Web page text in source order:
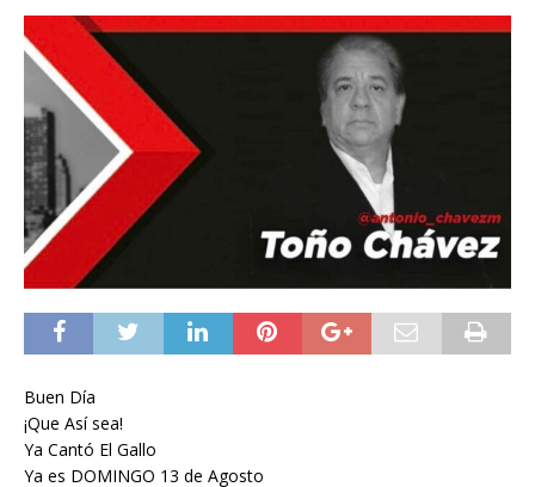
Buen Día
¡Que Así sea!
Ya Cantó El Gallo
Ya es DOMINGO 13 de Agosto